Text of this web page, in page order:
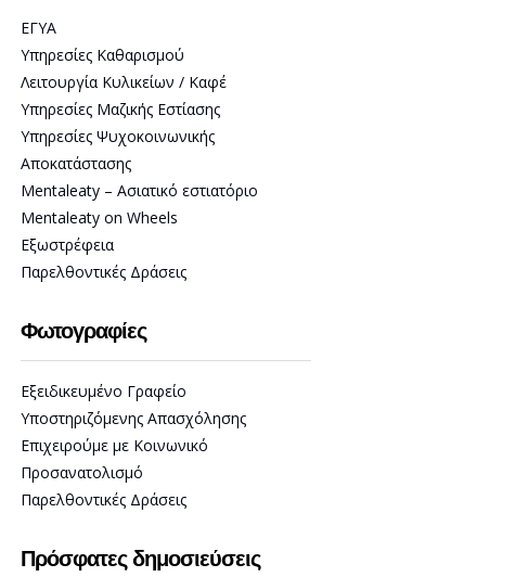
ΕΓΥΑ
Υπηρεσίες Καθαρισμού
Λειτουργία Κυλικείων / Καφέ
Υπηρεσίες Μαζικής Εστίασης
Υπηρεσίες Ψυχοκοινωνικής
Αποκατάστασης
Mentaleaty – Ασιατικό εστιατόριο
Mentaleaty on Wheels
Εξωστρέφεια
Παρελθοντικές Δράσεις
Φωτογραφίες
Εξειδικευμένο Γραφείο
Υποστηριζόμενης Απασχόλησης
Επιχειρούμε με Κοινωνικό
Προσανατολισμό
Παρελθοντικές Δράσεις
Πρόσφατες δημοσιεύσεις